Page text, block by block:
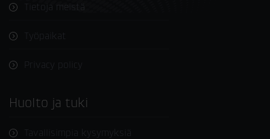
Tietoja meistä
Työpaikat
Huolto ja tuki
Tavallisimpia kysymyksiä